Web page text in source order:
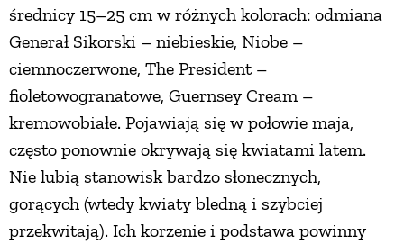
średnicy 15–25 cm w różnych kolorach: odmiana
Generał Sikorski – niebieskie, Niobe –
ciemnoczerwone, The President –
fioletowogranatowe, Guernsey Cream –
kremowobiałe. Pojawiają się w połowie maja,
często ponownie okrywają się kwiatami latem.
Nie lubią stanowisk bardzo słonecznych,
gorących (wtedy kwiaty bledną i szybciej
przekwitają). Ich korzenie i podstawa powinny